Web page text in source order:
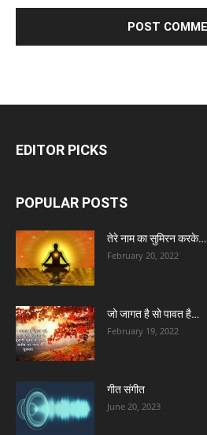
EDITOR PICKS
POPULAR POSTS
तेरे नाम का सुमिरन करके…
February 20, 2022
जो जागत है सो पावत है…
February 19, 2022
गीत संगीत
June 20, 2023